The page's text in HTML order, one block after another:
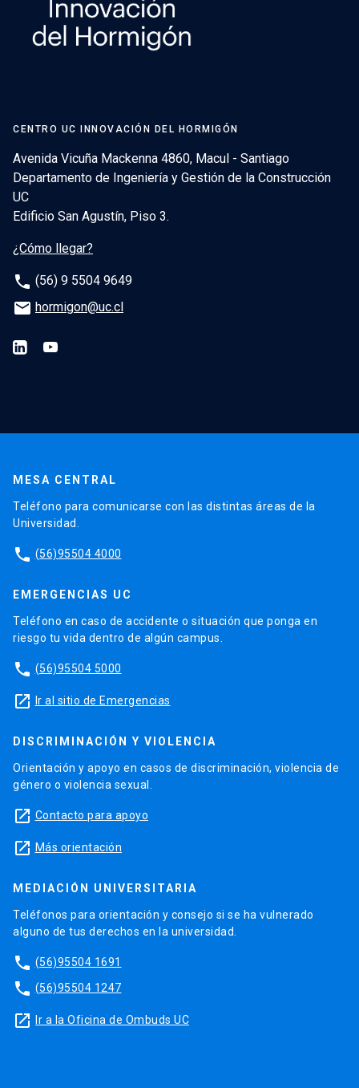
CENTRO UC INNOVACIÓN DEL HORMIGÓN
Avenida Vicuña Mackenna 4860, Macul - Santiago
Departamento de Ingeniería y Gestión de la Construcción
UC
Edificio San Agustín, Piso 3.
¿Cómo llegar?
phone (56) 9 5504 9649
email hormigon@uc.cl
MESA CENTRAL
Teléfono para comunicarse con las distintas áreas de la
Universidad.
phone (56)95504 4000
EMERGENCIAS UC
Teléfono en caso de accidente o situación que ponga en
riesgo tu vida dentro de algún campus.
phone (56)95504 5000
launch Ir al sitio de Emergencias
DISCRIMINACIÓN Y VIOLENCIA
Orientación y apoyo en casos de discriminación, violencia de
género o violencia sexual.
launch Contacto para apoyo
launch Más orientación
MEDIACIÓN UNIVERSITARIA
Teléfonos para orientación y consejo si se ha vulnerado
alguno de tus derechos en la universidad.
phone (56)95504 1691
phone (56)95504 1247
launch Ir a la Oficina de Ombuds UC